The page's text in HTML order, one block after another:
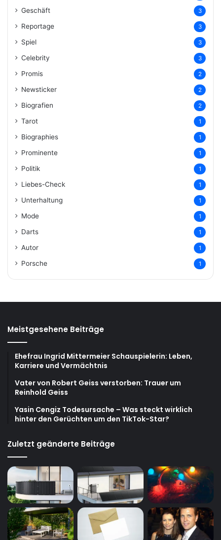
Geschäft 3
Reportage 3
Spiel 3
Celebrity 3
Promis 2
Newsticker 2
Biografien 2
Tarot 1
Biographies 1
Prominente 1
Politik 1
Liebes-Check 1
Unterhaltung 1
Mode 1
Darts 1
Autor 1
Porsche 1
Meistgesehene Beiträge
Ehefrau Ingrid Mittermeier Schauspielerin: Leben,
Karriere und Vermächtnis
Vater von Robert Geiss verstorben: Trauer um
Reinhold Geiss
Yasin Cengiz Todesursache – Was steckt wirklich
hinter den Gerüchten um den TikTok-Star?
Zuletzt geänderte Beiträge